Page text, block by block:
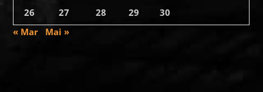
26 27 28 29
30
« Mar
Mai »